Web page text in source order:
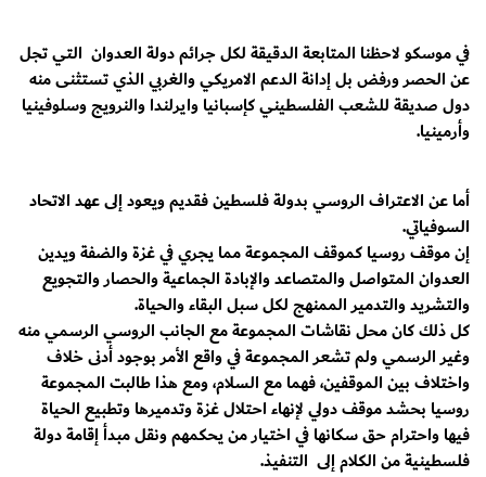
في موسكو لاحظنا المتابعة الدقيقة لكل جرائم دولة العدوان التي تجل
عن الحصر ورفض بل إدانة الدعم الامريكي والغربي الذي تستثنى منه
دول صديقة للشعب الفلسطيني كإسبانيا وايرلندا والنرويج وسلوفينيا
وأرمينيا.
أما عن الاعتراف الروسي بدولة فلسطين فقديم ويعود إلى عهد الاتحاد
السوفياتي.
إن موقف روسيا كموقف المجموعة مما يجري في غزة والضفة ويدين
العدوان المتواصل والمتصاعد والإبادة الجماعية والحصار والتجويع
والتشريد والتدمير الممنهج لكل سبل البقاء والحياة.
كل ذلك كان محل نقاشات المجموعة مع الجانب الروسي الرسمي منه
وغير الرسمي ولم تشعر المجموعة في واقع الأمر بوجود أدنى خلاف
واختلاف بين الموقفين، فهما مع السلام، ومع هذا طالبت المجموعة
روسيا بحشد موقف دولي لإنهاء احتلال غزة وتدميرها وتطبيع الحياة
فيها واحترام حق سكانها في اختيار من يحكمهم ونقل مبدأ إقامة دولة
فلسطينية من الكلام إلى التنفيذ.